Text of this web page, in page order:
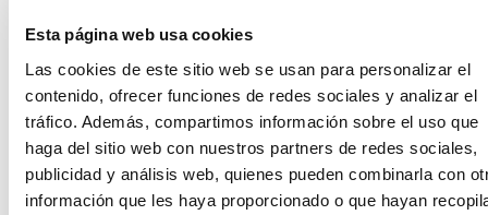
Esta página web usa cookies
Las cookies de este sitio web se usan para personalizar el
contenido, ofrecer funciones de redes sociales y analizar el
tráfico. Además, compartimos información sobre el uso que
haga del sitio web con nuestros partners de redes sociales,
publicidad y análisis web, quienes pueden combinarla con
información que les haya proporcionado o que hayan
fiabilidad:
Fiabilidad de los protectores (resguardos y
dispositivos de protección).
Caso práctico.